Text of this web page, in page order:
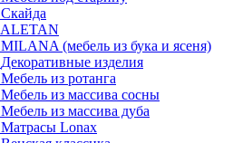
Скайда
ALETAN
MILANA (мебель из бука и ясеня)
Декоративные изделия
Мебель из ротанга
Мебель из массива сосны
Мебель из массива дуба
Матрасы Lonax